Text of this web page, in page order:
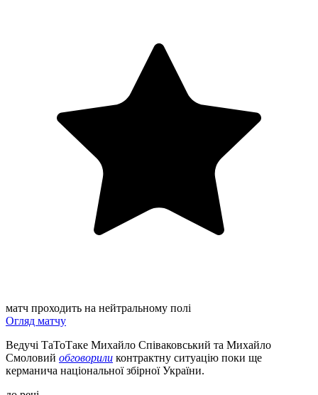
матч проходить на нейтральному полі
Огляд матчу
Ведучі ТаТоТаке Михайло Співаковський та Михайло
Смоловий обговорили контрактну ситуацію поки ще
керманича національної збірної України.